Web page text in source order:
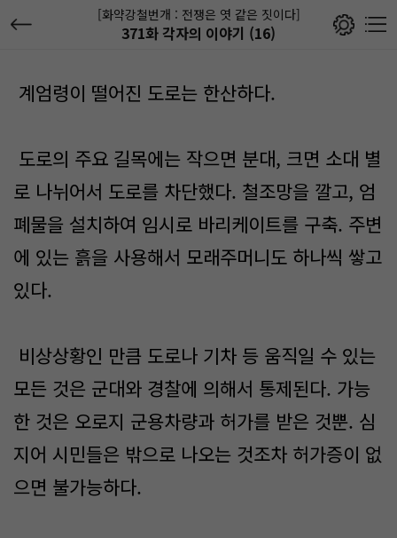
[화약강철번개 : 전쟁은 엿 같은 짓이다]
371화 각자의 이야기 (16)
계엄령이 떨어진 도로는 한산하다.
도로의 주요 길목에는 작으면 분대, 크면 소대 별
로 나뉘어서 도로를 차단했다. 철조망을 깔고, 엄
폐물을 설치하여 임시로 바리케이트를 구축. 주변
에 있는 흙을 사용해서 모래주머니도 하나씩 쌓고
있다.
비상상황인 만큼 도로나 기차 등 움직일 수 있는
모든 것은 군대와 경찰에 의해서 통제된다. 가능
한 것은 오로지 군용차량과 허가를 받은 것뿐. 심
지어 시민들은 밖으로 나오는 것조차 허가증이 없
으면 불가능하다.